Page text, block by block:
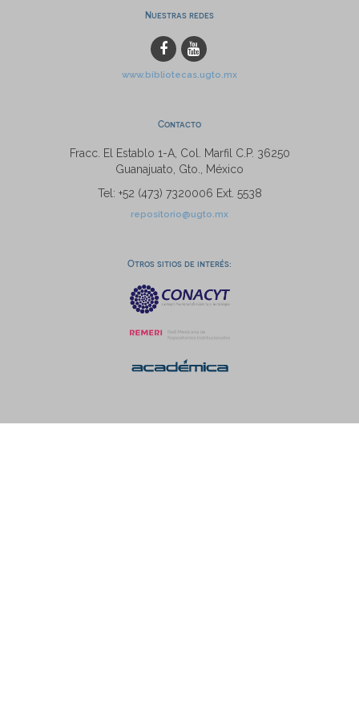
Nuestras redes
www.bibliotecas.ugto.mx
Contacto
Fracc. El Establo 1-A, Col. Marfil C.P. 36250
Guanajuato, Gto., México
Tel: +52 (473) 7320006 Ext. 5538
repositorio@ugto.mx
Otros sitios de interés: